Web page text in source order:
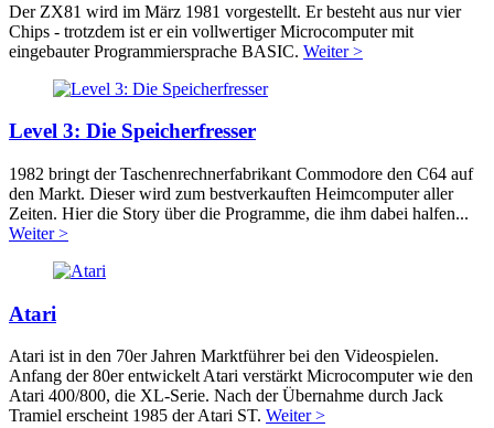
Der ZX81 wird im März 1981 vorgestellt. Er besteht aus nur vier
Chips - trotzdem ist er ein vollwertiger Microcomputer mit
eingebauter Programmiersprache BASIC. Weiter >
Level 3: Die Speicherfresser
1982 bringt der Taschenrechnerfabrikant Commodore den C64 auf
den Markt. Dieser wird zum bestverkauften Heimcomputer aller
Zeiten. Hier die Story über die Programme, die ihm dabei halfen...
Weiter >
Atari
Atari ist in den 70er Jahren Marktführer bei den Videospielen.
Anfang der 80er entwickelt Atari verstärkt Microcomputer wie den
Atari 400/800, die XL-Serie. Nach der Übernahme durch Jack
Tramiel erscheint 1985 der Atari ST. Weiter >